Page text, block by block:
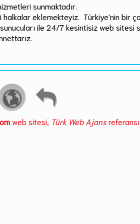
sunmaktadır.
eklemekteyiz. Türkiye'nin bir
ile 24/7 kesintisiz web sitesi
web sitesi, Türk Web Ajans